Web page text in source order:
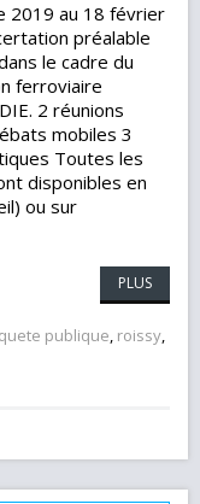
2019 au 18 février
préalable
le cadre du
ferroviaire
2 réunions
mobiles 3
Toutes les
disponibles en
ou sur
PLUS
publique, roissy,